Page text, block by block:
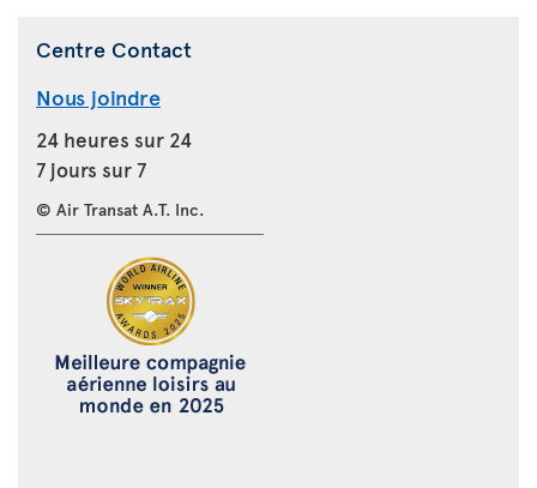
Centre Contact
Nous joindre
24 heures sur 24
7 jours sur 7
© Air Transat A.T. Inc.